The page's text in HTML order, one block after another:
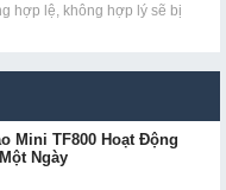
hợp lệ, không hợp lý sẽ bị
Mini TF800 Hoạt Động
Ngày